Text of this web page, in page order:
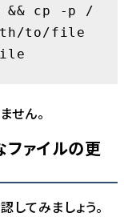
cp -p /
to/file
せん。
ァイルの更
てみましょう。